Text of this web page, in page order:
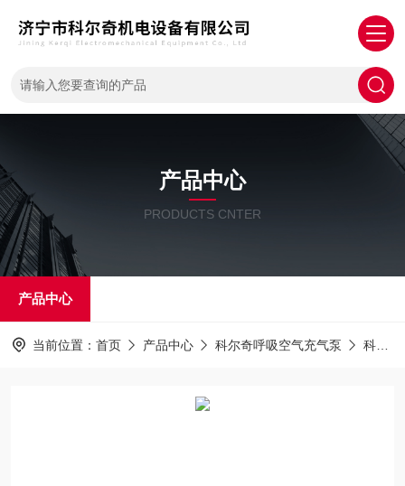
产品中心
PRODUCTS CNTER
产品中心
当前位置： 首页 产品中心 科尔奇呼吸空气充气泵 科尔奇充气泵